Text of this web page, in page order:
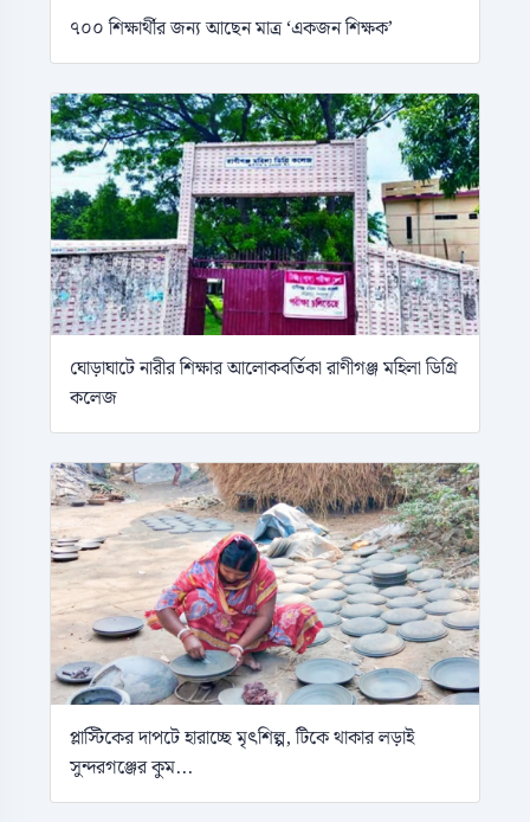
৭০০ শিক্ষার্থীর জন্য আছেন মাত্র ‘একজন শিক্ষক’
ঘোড়াঘাটে নারীর শিক্ষার আলোকবর্তিকা রাণীগঞ্জ মহিলা ডিগ্রি
কলেজ
প্লাস্টিকের দাপটে হারাচ্ছে মৃৎশিল্প, টিকে থাকার লড়াই
সুন্দরগঞ্জের কুম...